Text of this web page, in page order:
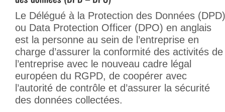
Le Délégué à la Protection des Données (DPD)
ou Data Protection Officer (DPO) en anglais
est la personne au sein de l’entreprise en
charge d’assurer la conformité des activités de
l’entreprise avec le nouveau cadre légal
européen du RGPD, de coopérer avec
l’autorité de contrôle et d’assurer la sécurité
des données collectées.